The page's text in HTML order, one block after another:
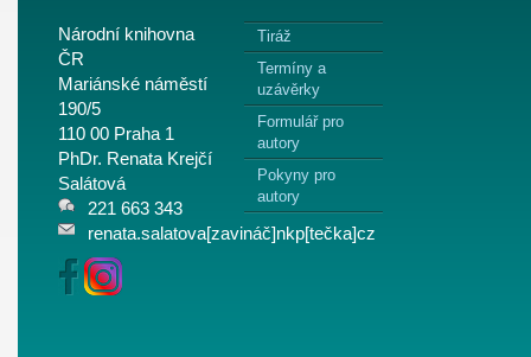
Národní knihovna
ČR
Mariánské náměstí
190/5
110 00 Praha 1
PhDr. Renata Krejčí
Salátová
221 663 343
renata.salatova[zavináč]nkp[tečka]cz
Tiráž
Termíny a
uzávěrky
Formulář pro
autory
Pokyny pro
autory